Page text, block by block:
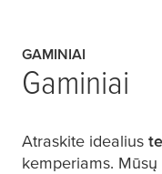
GAMINIAI
Gaminiai
Atraskite idealius
kemperiams.